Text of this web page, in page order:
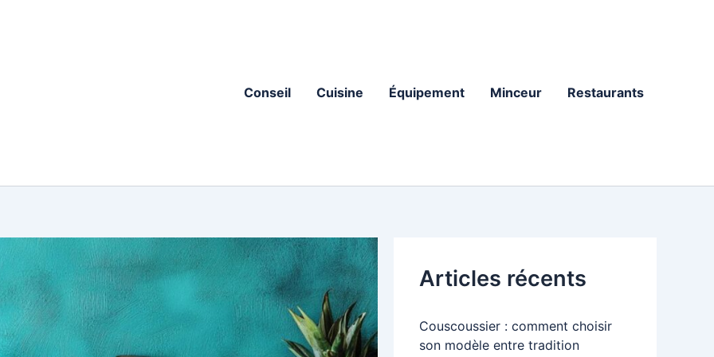
Conseil Cuisine Équipement Minceur Restaurants
Articles récents
Couscoussier : comment choisir
son modèle entre tradition